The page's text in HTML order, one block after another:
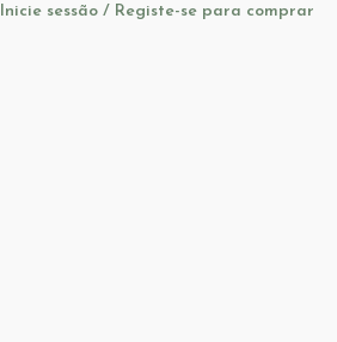
Inicie sessão / Registe-se para comprar